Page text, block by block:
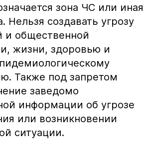
зона ЧС или иная
Нельзя создавать угрозу
и общественной
жизни, здоровью и
Также под запретом
заведомо
информации об угрозе
или возникновении
ситуации.